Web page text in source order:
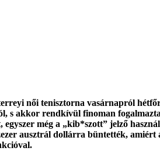
női tenisztorna vasárnapról
s akkor rendkívül finoman
még a „kib*szott” jelző
ausztrál dollárra büntették, amiért